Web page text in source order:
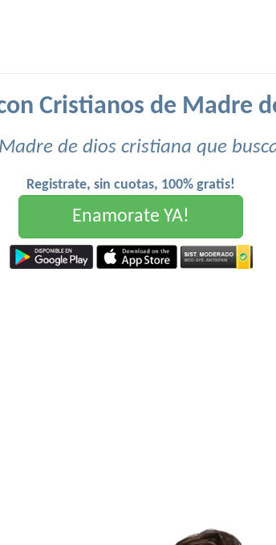
Cristianos de Madre
de dios cristiana que
Registrate, sin cuotas, 100% gratis!
Enamorate YA!